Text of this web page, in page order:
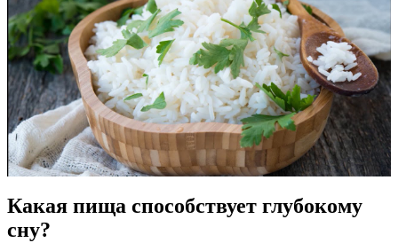
Какая пища способствует глубокому
сну?